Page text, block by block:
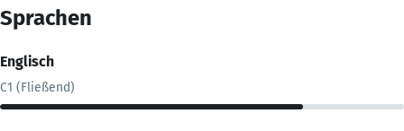
Sprachen
Englisch
C1 (Fließend)